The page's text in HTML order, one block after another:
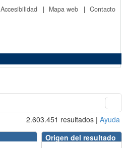
Accesibilidad | Mapa web | Contacto
2.603.451 resultados | Ayuda
Origen del resultado